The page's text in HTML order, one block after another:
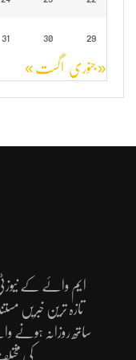
29
30
31
« جنوری اگست »
ایم وائے کے
تازہ ترین خبریں
ساتھ روزانہ ہونے
کی